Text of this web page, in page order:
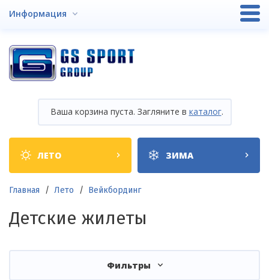
Информация
Ваша корзина пуста. Загляните в каталог.
Shop
categories
ЛЕТО ЗИМА
Строка
навигации
Главная Лето Вейкбординг
Детские жилеты
Фильтры